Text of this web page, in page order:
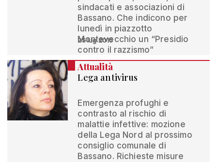
sindacati e associazioni di
Bassano. Che indicono per
lunedì in piazzotto
Montevecchio un “Presidio
contro il razzismo”
25 lug 2015
Attualità
Lega antivirus
Emergenza profughi e
contrasto al rischio di
malattie infettive: mozione
della Lega Nord al prossimo
consiglio comunale di
Bassano. Richieste misure